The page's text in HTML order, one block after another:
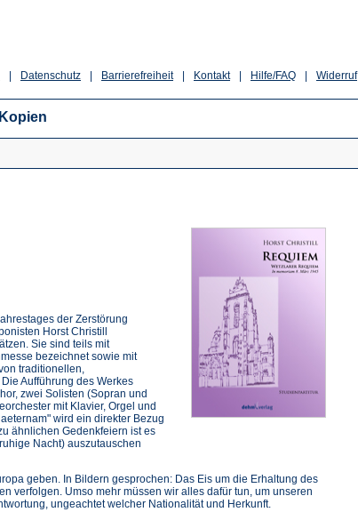
Widerruf
Hilfe/FAQ
Kontakt
Barrierefreiheit
Datenschutz
der Zerstörung
Horst Christill
Sie sind teils mit
bezeichnet sowie mit
traditionellen,
Aufführung des Werkes
zwei Solisten (Sopran und
mit Klavier, Orgel und
wird ein direkter Bezug
ähnlichen Gedenkfeiern ist es
Nacht) auszutauschen
geben. In Bildern gesprochen: Das Eis um die Erhaltung des
verfolgen. Umso mehr müssen wir alles dafür tun, um unseren
ungeachtet welcher Nationalität und Herkunft.